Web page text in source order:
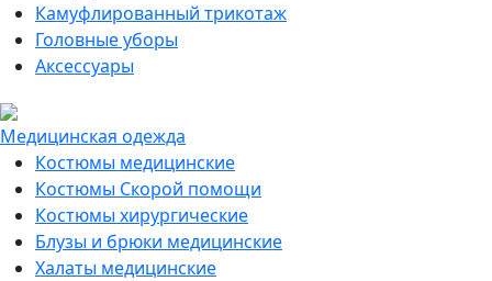
Камуфлированный трикотаж
Головные уборы
Аксессуары
Медицинская одежда
Костюмы медицинские
Костюмы Скорой помощи
Костюмы хирургические
Блузы и брюки медицинские
Халаты медицинские